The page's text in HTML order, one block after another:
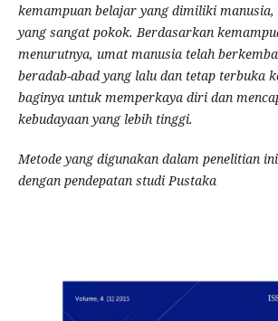
kemampuan belajar yang dimiliki
yang sangat pokok. Berdasarkan
menurutnya, umat manusia telah
beradab-abad yang lalu dan tetap terbuka
baginya untuk memperkaya diri dan
kebudayaan yang lebih tinggi.
Metode yang digunakan dalam penelitian
dengan pendepatan studi Pustaka